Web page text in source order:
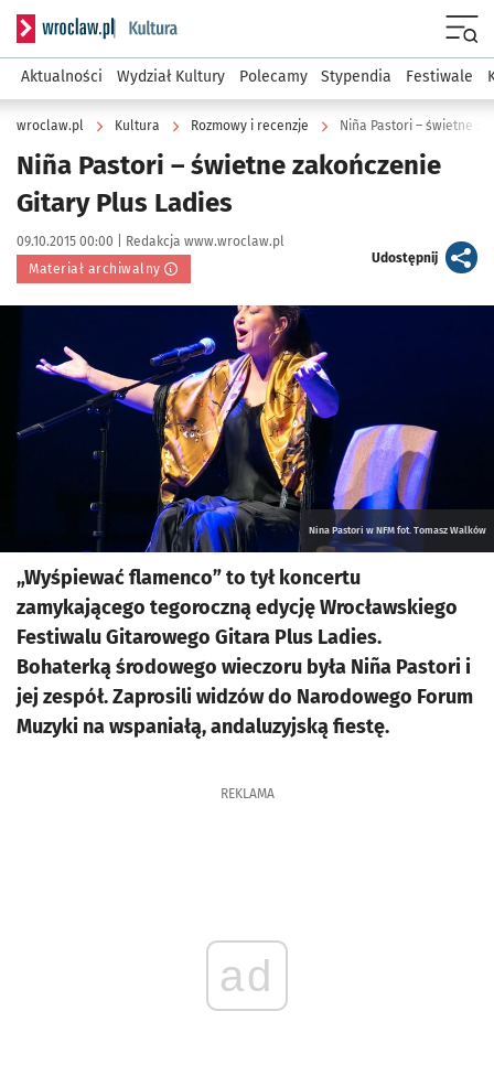
Serwis informacyjny wroclaw.pl podserwis: Kultura
Aktualności Wydział Kultury Polecamy Stypendia Festiwale
wroclaw.pl Kultura Rozmowy i recenzje Niña Pastori – świetne
Niña Pastori – świetne zakończenie
Gitary Plus Ladies
Data publikacji:
09.10.2015 00:00 | Autor:
Redakcja www.wroclaw.pl
Materiał archiwalny
Udostępnijartykuł
Nina Pastori w NFM fot. Tomasz Walków
„Wyśpiewać flamenco” to tył koncertu
zamykającego tegoroczną edycję Wrocławskiego
Festiwalu Gitarowego Gitara Plus Ladies.
Bohaterką środowego wieczoru była Niña Pastori i
jej zespół. Zaprosili widzów do Narodowego Forum
Muzyki na wspaniałą, andaluzyjską fiestę.
REKLAMA
ad